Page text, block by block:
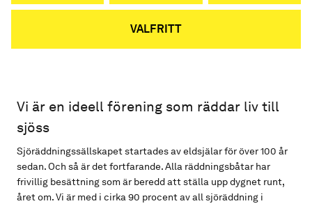
VALFRITT
Vi är en ideell förening som räddar liv till
sjöss
Sjöräddningssällskapet startades av eldsjälar för över 100 år
sedan. Och så är det fortfarande. Alla räddningsbåtar har
frivillig besättning som är beredd att ställa upp dygnet runt,
året om. Vi är med i cirka 90 procent av all sjöräddning i